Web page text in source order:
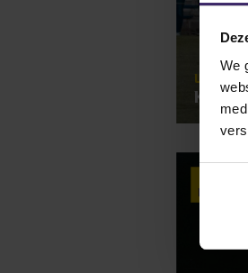
We
Updates
Nov